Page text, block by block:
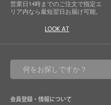
営業日14時までのご注文で指定エ
リア内なら最短翌日お届け可能。
LOOK AT
会員登録・情報について